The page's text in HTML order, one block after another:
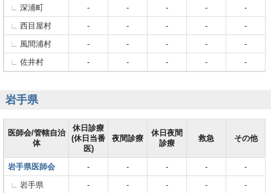
深浦町
- - - -
-
西目屋村
- - - -
-
風間浦村
- - - -
-
佐井村
- - - - -
岩手県
医師会/管轄自治
体
休日診療
(休日当番
医)
夜間診療
休日夜間
診療
救急 その他
岩手県医師会 - - - -
-
岩手県
- - - -
-